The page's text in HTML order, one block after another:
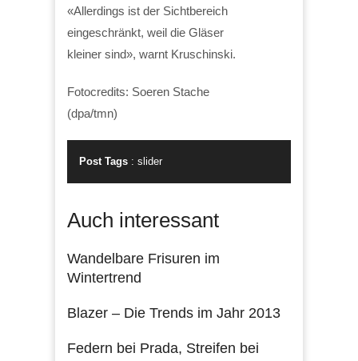
«Allerdings ist der Sichtbereich
eingeschränkt, weil die Gläser
kleiner sind», warnt Kruschinski.
Fotocredits: Soeren Stache
(dpa/tmn)
Post Tags : slider
Auch interessant
Wandelbare Frisuren im
Wintertrend
Blazer – Die Trends im Jahr 2013
Federn bei Prada, Streifen bei